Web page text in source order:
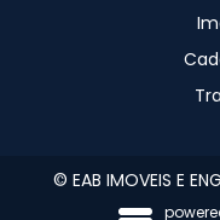
© EAB IMOVEIS E